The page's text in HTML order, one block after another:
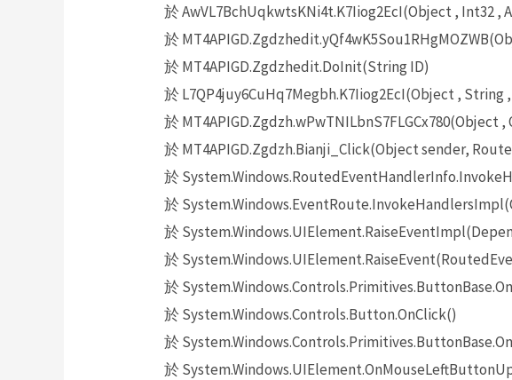
於 AwVL7BchUqkwtsKNi4t.K7Iiog2EcI(Object , Int32 ,
於
於 MT4APIGD.Zgdzhedit.DoInit(String ID)
於 L7QP4juy6CuHq7Megbh.K7Iiog2EcI(Object , String
於 MT4APIGD.Zgdzh.wPwTNILbnS7FLGCx780(Object
於 MT4APIGD.Zgdzh.Bianji_Click(Object sender,
於
於
於
於
於
於 System.Windows.Controls.Button.OnClick()
於
於